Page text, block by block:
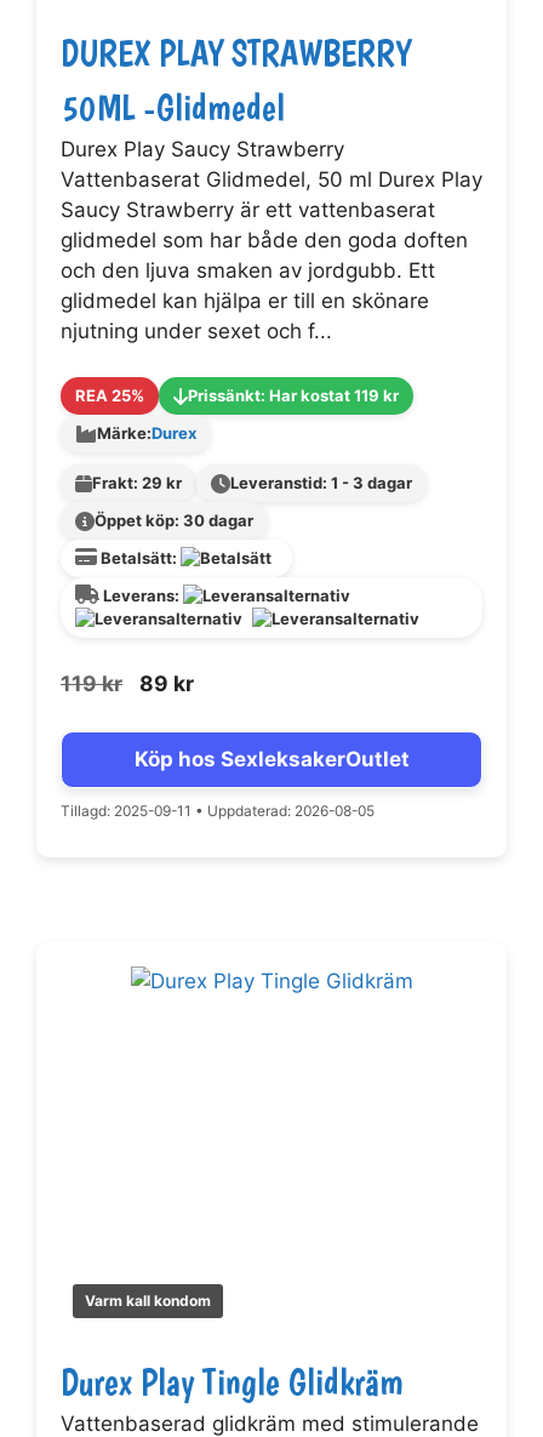
DUREX PLAY STRAWBERRY
50ML -Glidmedel
Durex Play Saucy Strawberry
Vattenbaserat Glidmedel, 50 ml Durex Play
Saucy Strawberry är ett vattenbaserat
glidmedel som har både den goda doften
och den ljuva smaken av jordgubb. Ett
glidmedel kan hjälpa er till en skönare
njutning under sexet och f...
REA 25%
Prissänkt: Har kostat 119 kr
Märke:Durex
Frakt: 29 kr
Leveranstid: 1 - 3 dagar
Öppet köp: 30 dagar
Betalsätt:
Leverans:
119kr
Det
priset
var:
119 kr.
89 krDet
priset
89 kr.
Köp hos SexleksakerOutlet
Tillagd: 2025-09-11 • Uppdaterad: 2026-08-05
Varm kall kondom
Durex Play Tingle Glidkräm
Vattenbaserad glidkräm med stimulerande